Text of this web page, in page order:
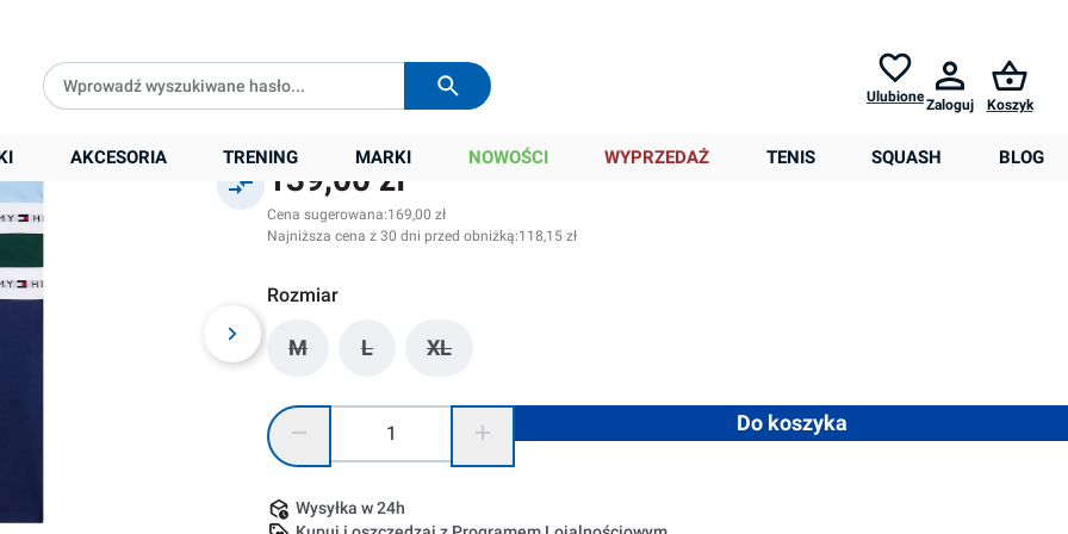
UlubioneZaloguj Koszyk
AKCESORIA TRENING MARKI NOWOŚCI WYPRZEDAŻ TENIS SQUASH BLOG
139,00 zł
Cena sugerowana:169,00 zł
Najniższa cena z 30 dni przed obniżką:118,15 zł
Rozmiar
M(Ta opcja jest obecnie niedostępna.)
L(Ta opcja jest obecnie niedostępna.)
XL(Ta opcja jest obecnie niedostępna.)
Ilość produktu: Wprowadź żądaną ilość lub użyj przycisków, aby zwiększyć lub zmniejszyć
Do koszyka
Wysyłka w 24h